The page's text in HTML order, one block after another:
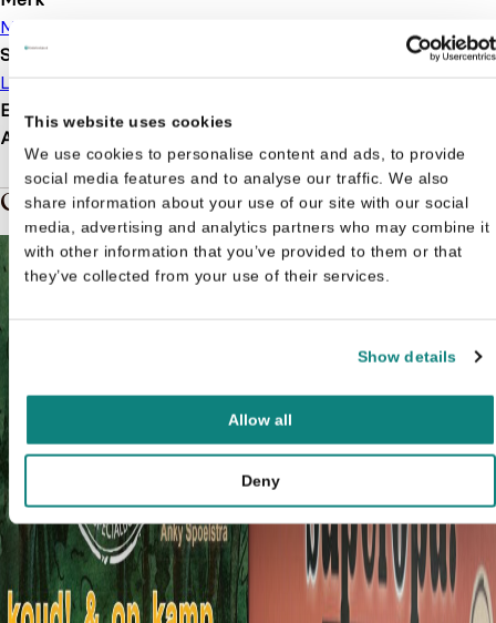
This website uses cookies
We use cookies to personalise content and ads, to provide
social media features and to analyse our traffic. We also
share information about your use of our site with our social
media, advertising and analytics partners who may combine it
with other information that you’ve provided to them or that
they’ve collected from your use of their services.
Show details
Allow all
Deny
Memphis Belle
Soort boek
Leesboek
EAN 9789463131223
Afmetingen
Gerelateerde boeken in de soort: Leesboek